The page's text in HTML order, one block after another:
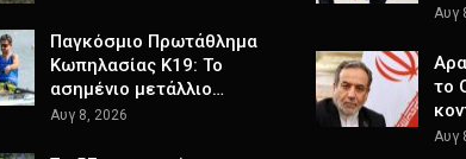
Παγκόσμιο Πρωτάθλημα
Κωπηλασίας Κ19: Το
ασημένιο μετάλλιο…
Αυγ 8, 2026
Αυγ
το
Αυγ